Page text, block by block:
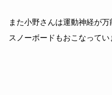
また小野さんは運動神経が
スノーボードもおこなってい